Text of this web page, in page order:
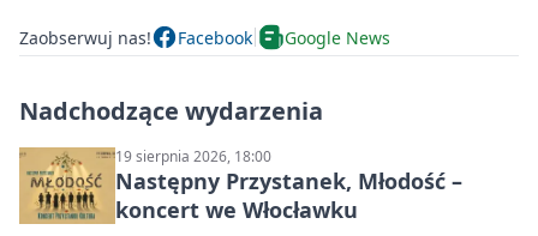
Zaobserwuj nas! Facebook Google News
Nadchodzące wydarzenia
19 sierpnia 2026, 18:00
Następny Przystanek, Młodość –
koncert we Włocławku